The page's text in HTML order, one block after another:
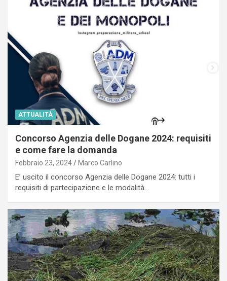
ATTUALITÀ
Concorso Agenzia delle Dogane 2024: requisiti
e come fare la domanda
Febbraio 23, 2024 Marco Carlino
E’ uscito il concorso Agenzia delle Dogane 2024: tutti i
requisiti di partecipazione e le modalità…